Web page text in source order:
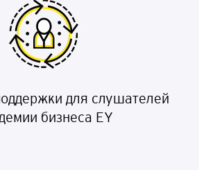
для слушателей
бизнеса EY